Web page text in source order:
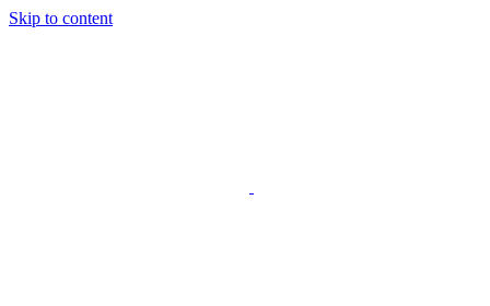
Skip to content